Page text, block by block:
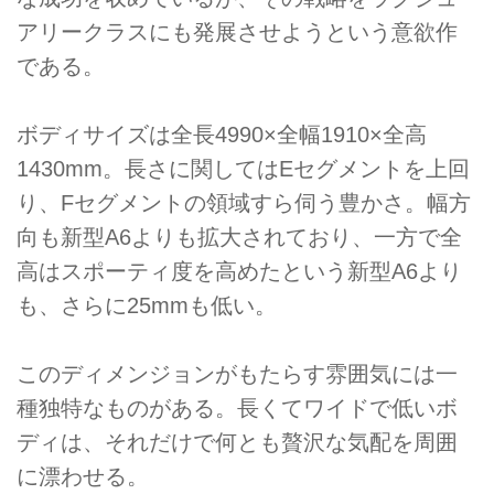
アリークラスにも発展させようという意欲作
である。
ボディサイズは全長4990×全幅1910×全高
1430mm。長さに関してはEセグメントを上回
り、Fセグメントの領域すら伺う豊かさ。幅方
向も新型A6よりも拡大されており、一方で全
高はスポーティ度を高めたという新型A6より
も、さらに25mmも低い。
このディメンジョンがもたらす雰囲気には一
種独特なものがある。長くてワイドで低いボ
ディは、それだけで何とも贅沢な気配を周囲
に漂わせる。